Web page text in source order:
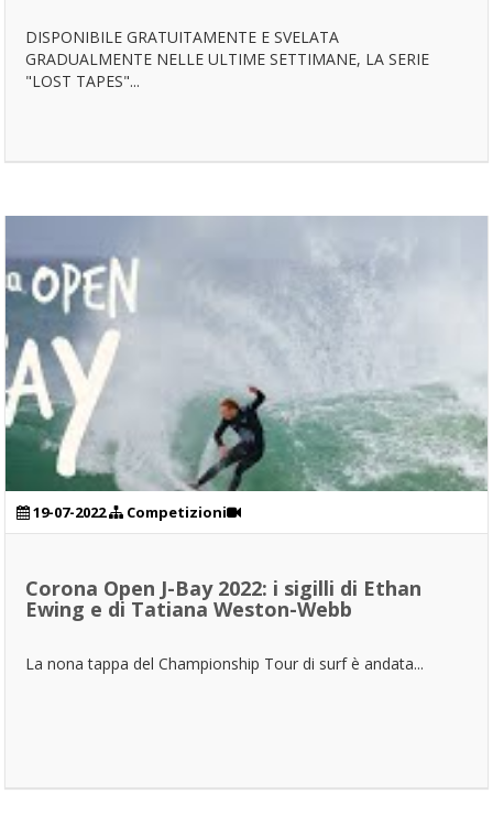
DISPONIBILE GRATUITAMENTE E SVELATA
GRADUALMENTE NELLE ULTIME SETTIMANE, LA SERIE
"LOST TAPES"...
19-07-2022 Competizioni
Corona Open J-Bay 2022: i sigilli di Ethan
Ewing e di Tatiana Weston-Webb
La nona tappa del Championship Tour di surf è andata...